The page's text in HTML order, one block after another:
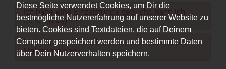
Diese Seite verwendet Cookies, um Dir die
bestmögliche Nutzererfahrung auf unserer Website zu
bieten. Cookies sind Textdateien, die auf Deinem
Computer gespeichert werden und bestimmte Daten
über Dein Nutzerverhalten speichern.
Ich habe eine Einzelstunde gebucht. Kann ich
diese absagen?
Mein Kind ist krank. Muss ich es zusätzlich per E-
Mail abmelden?